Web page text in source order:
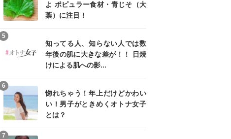
よ ポピュラー食材・青じそ（大
葉）に注目！
知ってる人、知らない人では数
年後の肌に大きな差が！！ 日焼
けによる肌への影...
5
惚れちゃう！年上だけどかわい
い！男子がときめくオトナ女子
とは？
6
7